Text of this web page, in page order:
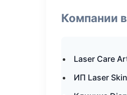
Компании
Laser Care
ИП Laser